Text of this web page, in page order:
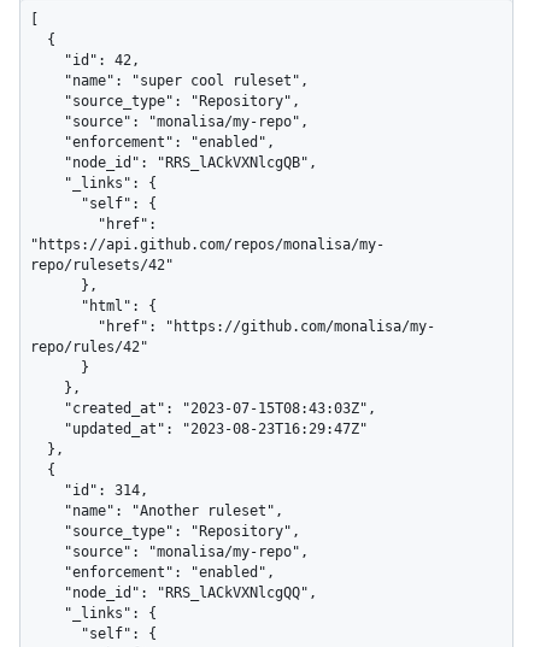
"https://api.github.com/repos/monalisa/my-
repo/rulesets/42"
repo/rules/42"